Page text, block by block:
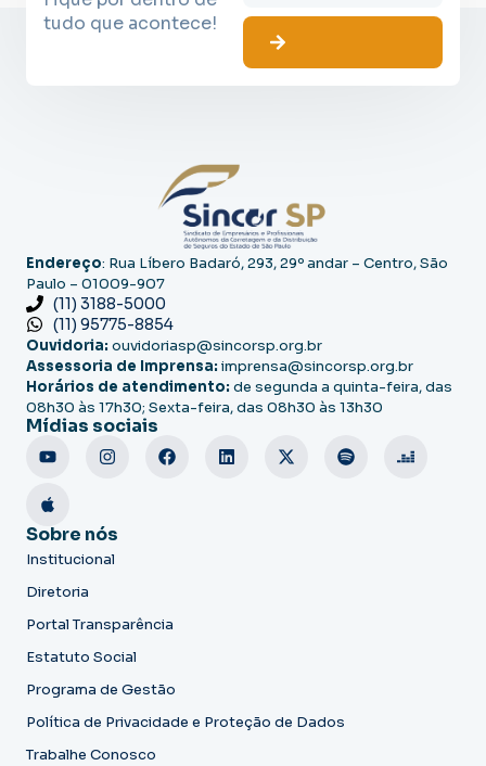
tudo que acontece!
Endereço: Rua Líbero Badaró, 293, 29º andar – Centro, São
Paulo – 01009-907
(11) 3188-5000
(11) 95775-8854
Ouvidoria: ouvidoriasp@sincorsp.org.br
Assessoria de Imprensa: imprensa@sincorsp.org.br
Horários de atendimento: de segunda a quinta-feira, das
08h30 às 17h30; Sexta-feira, das 08h30 às 13h30
Mídias sociais
Sobre nós
Institucional
Diretoria
Portal Transparência
Estatuto Social
Programa de Gestão
Política de Privacidade e Proteção de Dados
Trabalhe Conosco